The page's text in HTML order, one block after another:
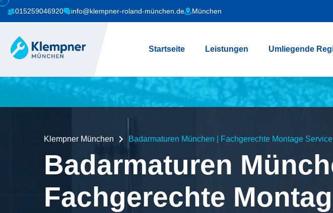
015259046920 info@klempner-roland-münchen.de München
Startseite Leistungen Umliegende
Klempner München Badarmaturen München | Fachgerechte Montage
Badarmaturen
Fachgerechte